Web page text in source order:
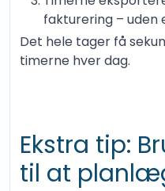
fakturering – uden
Det hele tager få
timerne hver dag.
Ekstra tip:
til at